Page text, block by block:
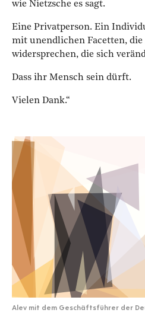
wie Nietzsche es sagt.
Eine Privatperson. Ein
mit unendlichen Facetten, die
widersprechen, die sich
Dass ihr Mensch sein dürft.
Vielen Dank.“
Alev mit dem Geschäftsführer der